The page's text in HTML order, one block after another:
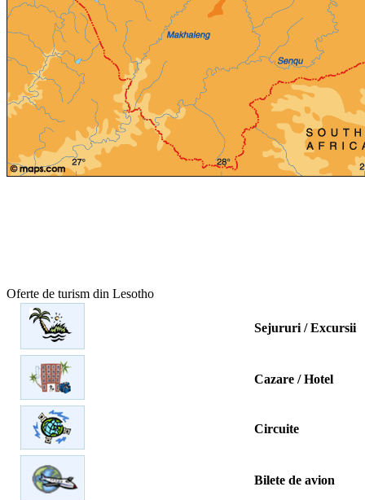
Oferte de turism din Lesotho
Sejururi / Excursii
Cazare / Hotel
Circuite
Bilete de avion